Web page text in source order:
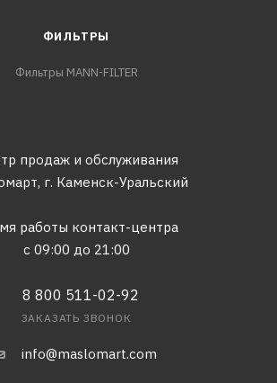
ФИЛЬТРЫ
Фильтры MANN-FILTER
продаж и обслуживания
г. Каменск-Уральский
работы контакт-центра
с 09:00 до 21:00
8 800 511-02-92
ЗАКАЗАТЬ ЗВОНОК
info@maslomart.com